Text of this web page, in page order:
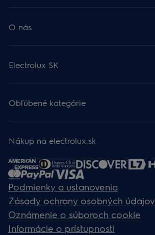
O nás
Electrolux SK
Obľúbené kategórie
Nákup na electrolux.sk
Podmienky a ustanovenia
Zásady ochrany osobných údajov
Oznámenie o súboroch cookie
Informácie o prístupnosti